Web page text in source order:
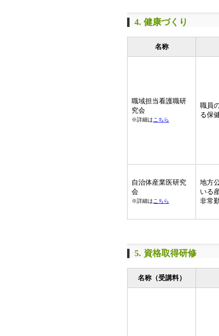
4. 健康づくり
名称
職域担当看護職研
究会
※詳細は こちら
職員
る保
自治体産業医研究
会
※詳細は こちら
地方
いる
非常
5. 資格取得研修
名称（受講料）